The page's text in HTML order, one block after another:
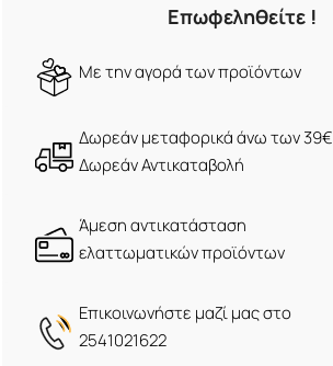
Επωφεληθείτε !
Mε την αγορά των προϊόντων
Δωρεάν μεταφορικά άνω των 39€
Δωρεάν Αντικαταβολή
Άμεση αντικατάσταση
ελαττωματικών προϊόντων
Eπικοινωνήστε μαζί μας στο
2541021622